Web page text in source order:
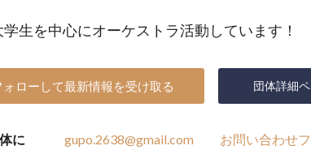
生を中心にオーケストラ活動しています！
ォローして最新情報を受け取る 団体詳細
に
gupo.2638@gmail.com お問い合わせ